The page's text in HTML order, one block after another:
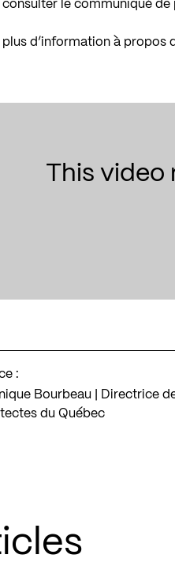
consulter le communiqué
plus d’information à propos
This video
:
Bourbeau | Directrice
du Québec